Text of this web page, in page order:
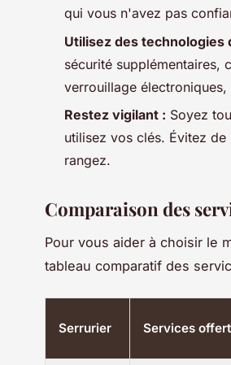
qui vous n'avez pas
Utilisez des technologies
sécurité supplémentaires,
verrouillage
Restez vigilant : Soyez
utilisez vos clés. Évitez
rangez.
Comparaison des
Pour vous aider à choisir le
tableau comparatif des
Serrurier Services